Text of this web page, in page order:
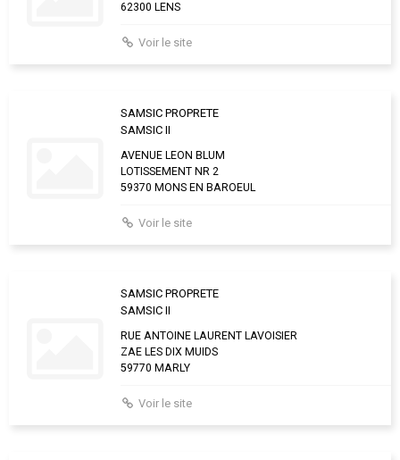
62300 LENS
Voir le site
SAMSIC PROPRETE
SAMSIC II
AVENUE LEON BLUM
LOTISSEMENT NR 2
59370 MONS EN BAROEUL
Voir le site
SAMSIC PROPRETE
SAMSIC II
RUE ANTOINE LAURENT LAVOISIER
ZAE LES DIX MUIDS
59770 MARLY
Voir le site